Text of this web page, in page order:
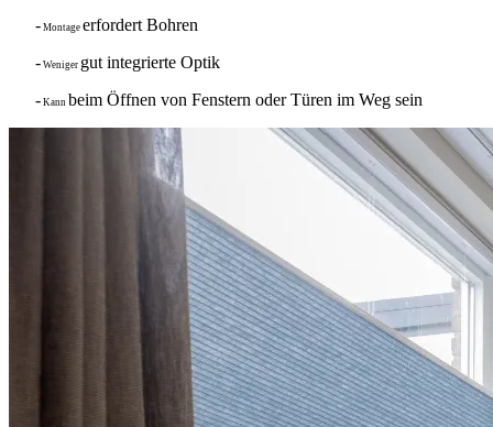
- Montage erfordert Bohren
- Weniger gut integrierte Optik
- Kann beim Öffnen von Fenstern oder Türen im Weg sein